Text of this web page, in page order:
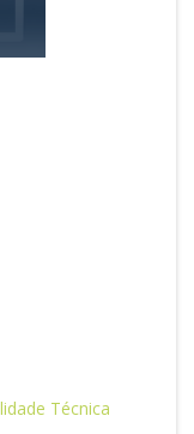
Técnica